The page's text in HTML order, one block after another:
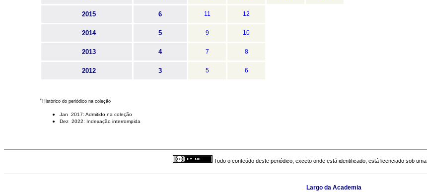
2015 6 11 12
2014 5 9 10
2013 4 7 8
2012 3 5 6
*Histórico do periódico na coleção
Jan 2017: Admitido na coleção
Dez 2022: Indexação interrompida
Todo o conteúdo deste periódico, exceto onde está identificado, está licenciado sob uma
Largo da Academia